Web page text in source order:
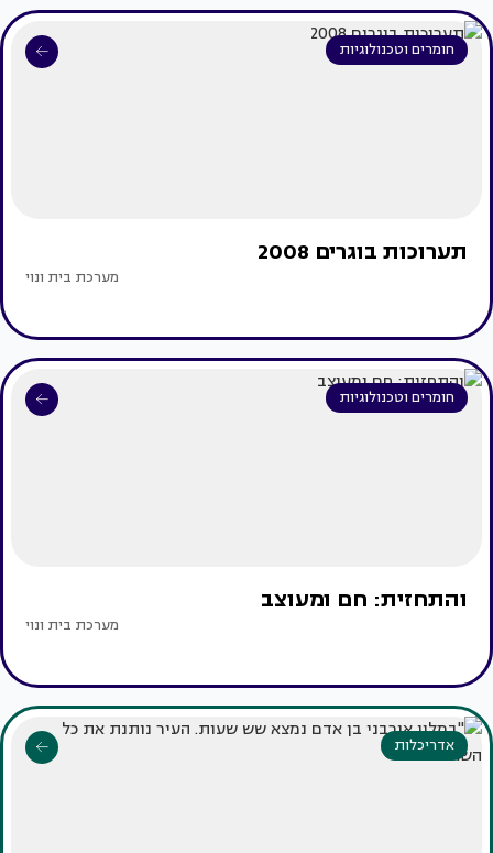
חומרים וטכנולוגיות
תערוכות בוגרים 2008
מערכת בית ונוי
חומרים וטכנולוגיות
והתחזית: חם ומעוצב
מערכת בית ונוי
אדריכלות